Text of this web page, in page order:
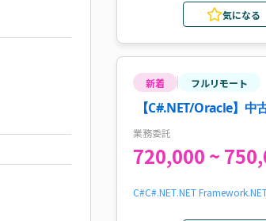
気になる
新着 フルリモート
【C#.NET/Oracle】中
テム運用保守ディレク
業務委託
720,000 ~
C#C#.NET.NET Framework